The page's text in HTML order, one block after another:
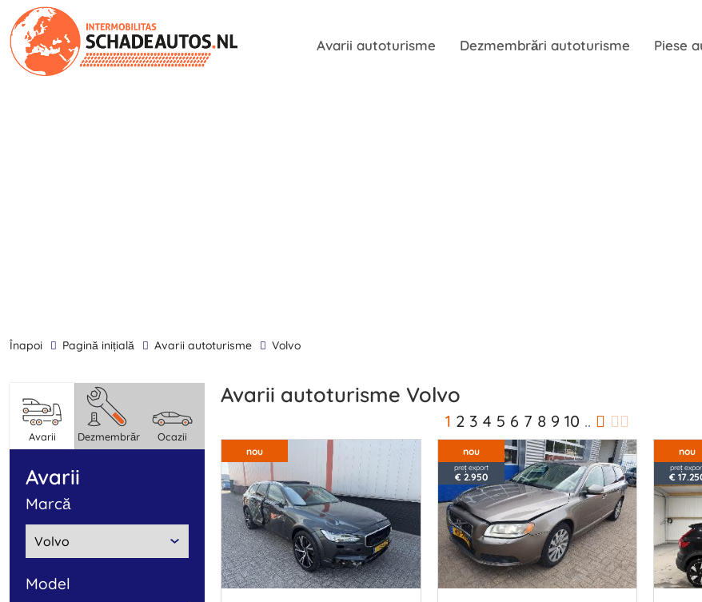
Avarii autoturisme Dezmembrări autoturisme Piese
înapoi Pagină inițială Avarii autoturisme Volvo
Avarii Dezmembrări Ocazii
Avarii
marcă
model
Avarii autoturisme Volvo
1 2 3 4 5 6 7 8 9 10 ..
nou nou
preț export
€ 2.950
nou
preț
€